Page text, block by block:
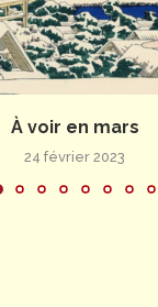
À voir en mars
24 février 2023